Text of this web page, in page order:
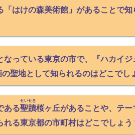
はけの森美術館」があることで
っている東京の市で、『ハカイジ
聖地として知られるのはどこでし
ある聖蹟
せいせき
桜ヶ丘があることや、テ
る東京都の市町村はどこでしょう